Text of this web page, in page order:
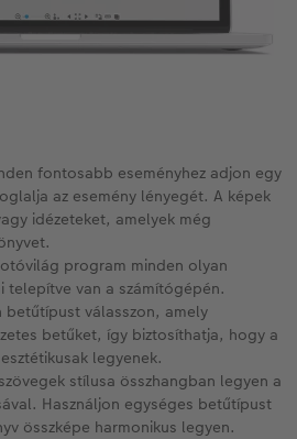
fontosabb eseményhez adjon egy
az esemény lényegét. A képek
idézeteket, amelyek még
program minden olyan
van a számítógépén.
betűtípust válasszon, amely
betűket, így biztosíthatja, hogy a
legyenek.
stílusa összhangban legyen a
Használjon egységes betűtípust
összképe harmonikus legyen.